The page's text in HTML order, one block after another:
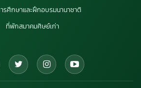
รศึกษาและฝึกอบรมนานาชาติ
ที่พักสมาคมศิษย์เก่า